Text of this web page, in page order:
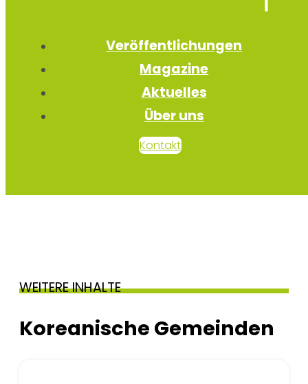
Veröffentlichungen
Magazine
Aktuelles
Über uns
Kontakt
WEITERE INHALTE
Koreanische Gemeinden